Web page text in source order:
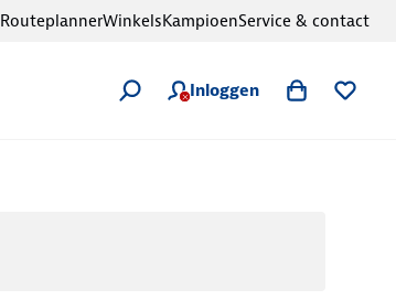
Inloggen
RouteplannerWinkelsKampioenService & contact